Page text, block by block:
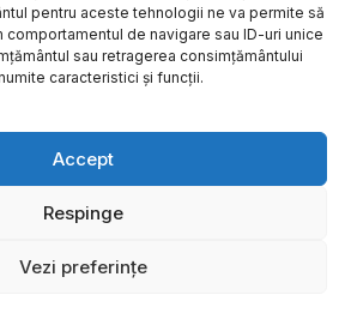
pentru aceste tehnologii ne va permite să
de navigare sau ID-uri unice
sau retragerea consimțământului
caracteristici și funcții.
Accept
Respinge
Vezi preferințe
Copyright ©2026